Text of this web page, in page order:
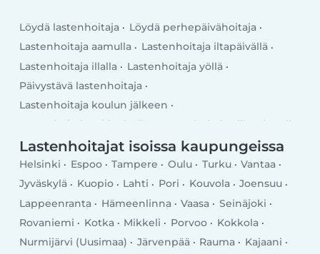
Löydä lastenhoitaja
Löydä perhepäivähoitaja
Lastenhoitaja aamulla
Lastenhoitaja iltapäivällä
Lastenhoitaja illalla
Lastenhoitaja yöllä
Päivystävä lastenhoitaja
Lastenhoitaja koulun jälkeen
Lastenhoitaja arkipäivällä
Lastenhoitaja viikonlopulla
Lastenhoitajat isoissa kaupungeissa
Helsinki Espoo Tampere Oulu Turku
Vantaa
Jyväskylä
Kuopio Lahti Pori Kouvola
Joensuu
Lappeenranta
Hämeenlinna Vaasa
Seinäjoki
Rovaniemi
Kotka Mikkeli Porvoo
Kokkola
Nurmijärvi (Uusimaa)
Järvenpää Rauma
Kajaani